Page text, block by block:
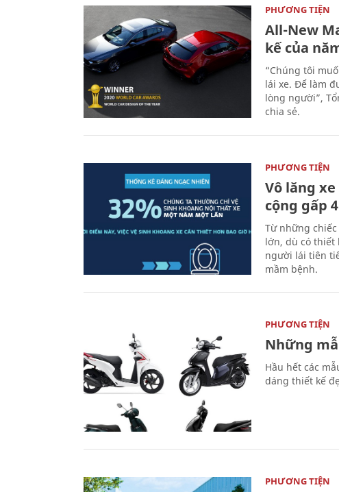
PHƯƠNG TIỆN
All-New
kế của
“Chúng tôi
lái xe. Để làm
lòng người”,
chia sẻ.
PHƯƠNG TIỆN
Vô lăng
cộng gấp
Từ những
lớn, dù có thiết
người lái tiên
mầm bệnh.
PHƯƠNG TIỆN
Những
Hầu hết các
dáng thiết kế
PHƯƠNG TIỆN